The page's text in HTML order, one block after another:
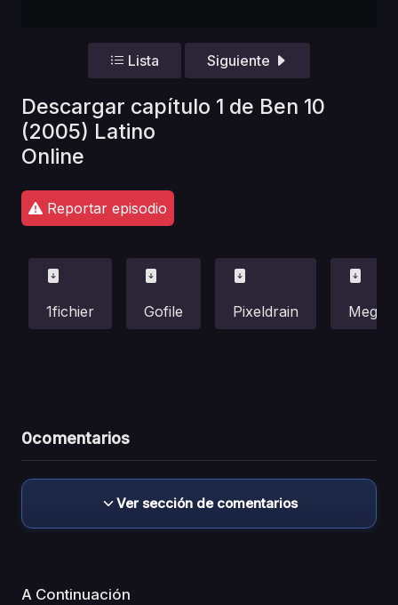
Lista Siguiente
Descargar capítulo 1 de Ben 10
(2005) Latino
Online
Reportar episodio
1fichier Gofile Pixeldrain Mega
0comentarios
Ver sección de comentarios
A Continuación